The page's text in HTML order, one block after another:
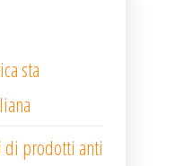
sta
di prodotti anti